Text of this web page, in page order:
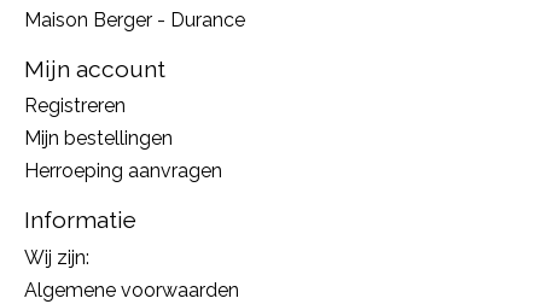
Maison Berger - Durance
Mijn account
Registreren
Mijn bestellingen
Herroeping aanvragen
Informatie
Wij zijn:
Algemene voorwaarden